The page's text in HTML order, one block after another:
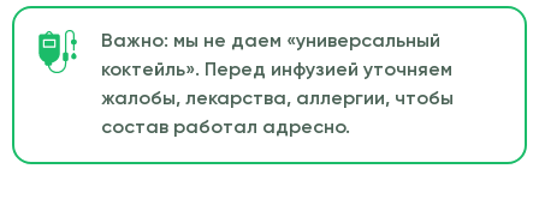
Важно: мы не даем «универсальный
коктейль». Перед инфузией уточняем
жалобы, лекарства, аллергии, чтобы
состав работал адресно.